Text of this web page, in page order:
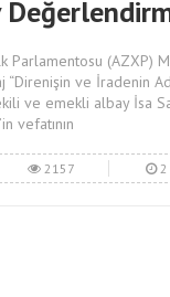
Parlamentosu (AZXP)
ve İradenin
ve emekli albay İsa
vefatının
2157 2